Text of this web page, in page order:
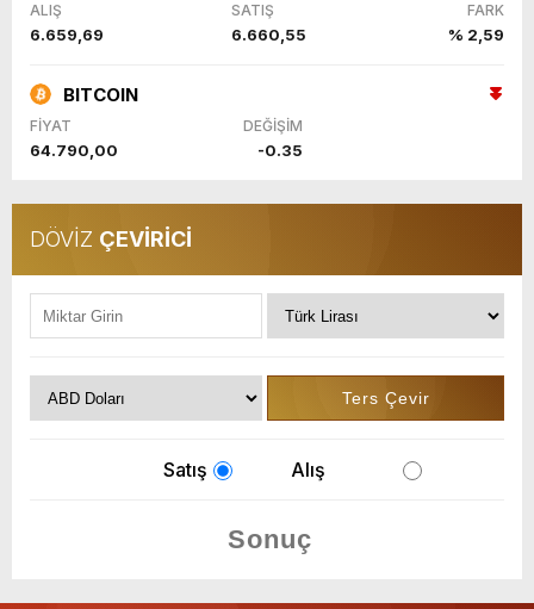
ALIŞ SATIŞ FARK
6.659,69 6.660,55 % 2,59
BITCOIN
FİYAT DEĞİŞİM
64.790,00 -0.35
DÖVİZ ÇEVİRİCİ
Satış Alış